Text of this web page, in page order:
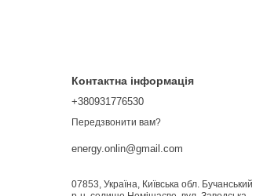
Контактна інформація
+380931776530
Передзвонити вам?
energy.onlin@gmail.com
07853, Україна, Київська обл. Бучанський